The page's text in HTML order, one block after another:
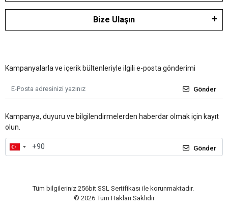
Bize Ulaşın
Kampanyalarla ve içerik bültenleriyle ilgili e-posta gönderimi
Gönder
Kampanya, duyuru ve bilgilendirmelerden haberdar olmak için kayıt
olun.
Gönder
Tüm bilgileriniz 256bit SSL Sertifikası ile korunmaktadır.
© 2026 Tüm Hakları Saklıdır